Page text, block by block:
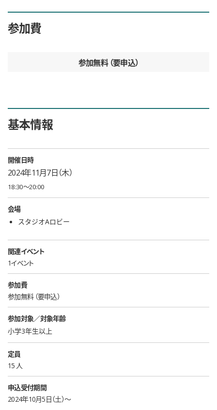
参加費
参加無料 要申込
基本情報
開催日時
2024年11月7日（木）
18:30〜20:00
会場
スタジオAロビー
関連イベント
1イベント
参加費
参加無料 要申込
参加対象／対象年齢
小学3年生以上
定員
15 人
申込受付期間
2024年10月5日（土）〜